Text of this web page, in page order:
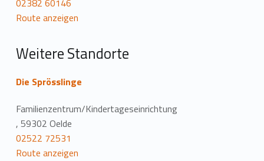
t
i
o
n
02382 60146
Route anzeigen
Weitere Standorte
Die Sprösslinge
Familienzentrum/Kindertageseinrichtung
, 59302 Oelde
02522 72531
Route anzeigen